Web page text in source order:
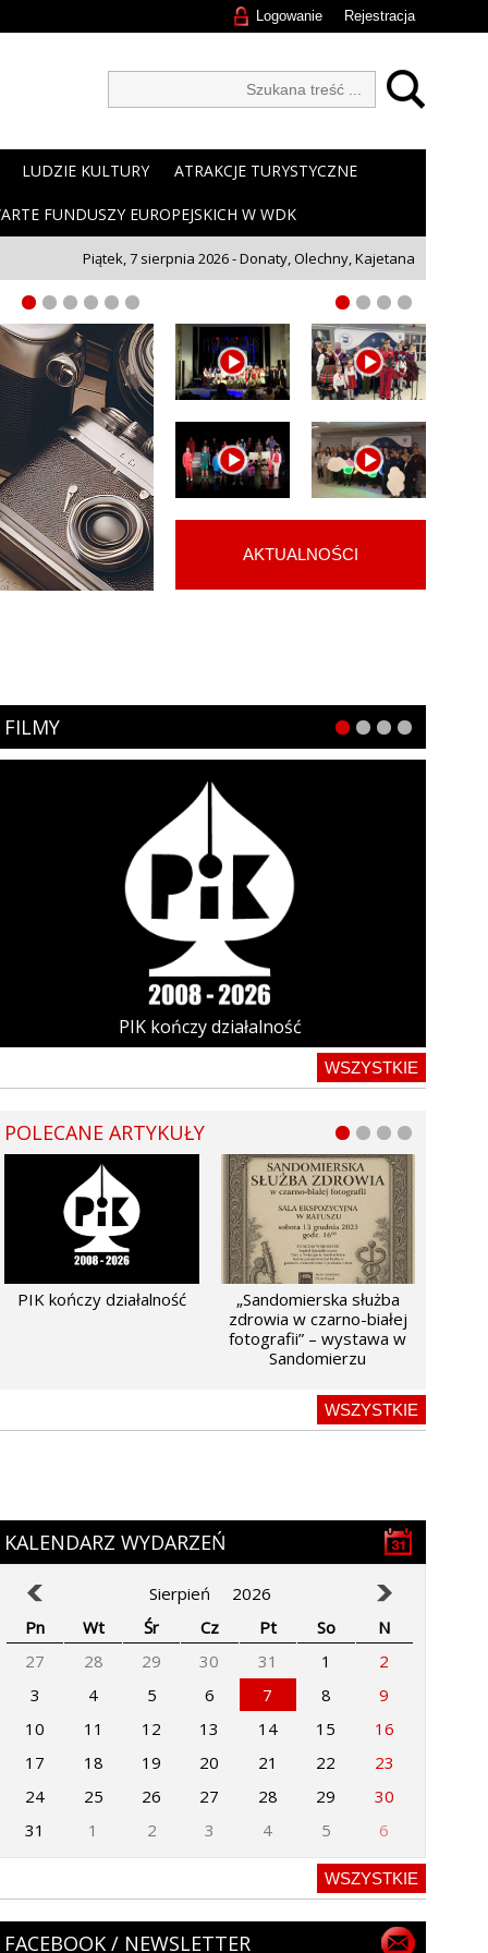
Rejestracja
Logowanie
LUDZIE KULTURY ATRAKCJE TURYSTYCZNE
FUNDUSZY EUROPEJSKICH W WDK
Piątek, 7 sierpnia 2026 - Donaty, Olechny, Kajetana
AKTUALNOŚCI
FILMY
PIK kończy działalność
WSZYSTKIE
POLECANE ARTYKUŁY
PIK kończy działalność
„Sandomierska służba
zdrowia w czarno-białej
fotografii” – wystawa w
Sandomierzu
WSZYSTKIE
KALENDARZ WYDARZEŃ
Sierpień
2026
Pn
Wt Śr Cz Pt So
N
27
28 29 30 31 1
2
3
4 5 6 7 8
9
10
11 12 13 14 15
16
17
18 19 20 21 22
23
24
25 26 27 28 29
30
31
1 2 3 4 5 6
WSZYSTKIE
FACEBOOK / NEWSLETTER